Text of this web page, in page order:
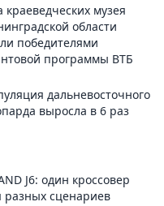
краеведческих музея
области
победителями
программы ВТБ
дальневосточного
выросла в 6 раз
J6: один кроссовер
разных сценариев